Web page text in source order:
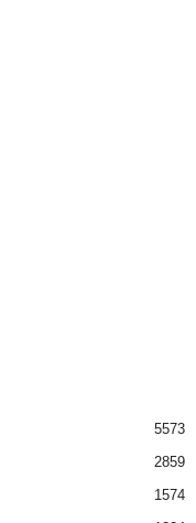
5573
2859
1574